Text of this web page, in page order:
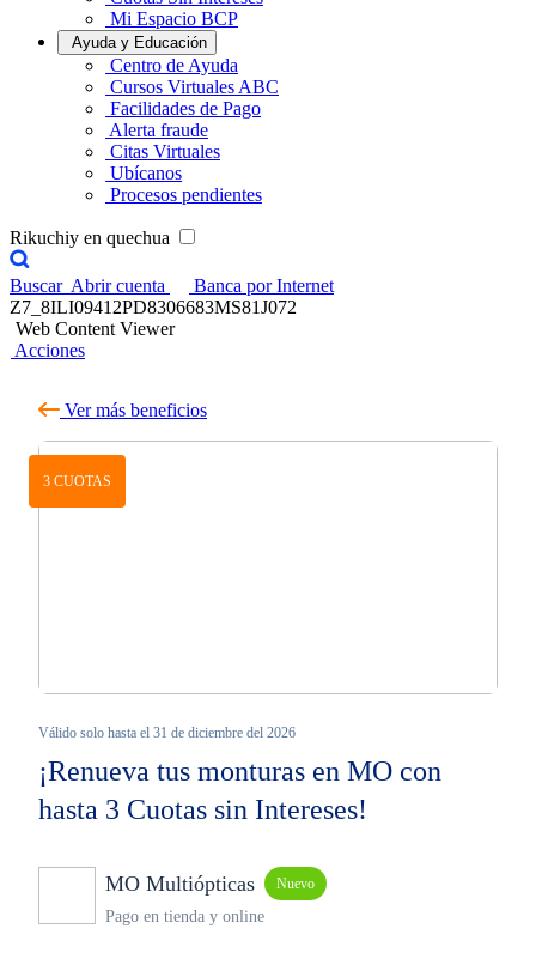
Mi Espacio BCP
Ayuda y Educación
Centro de Ayuda
Cursos Virtuales ABC
Facilidades de Pago
Alerta fraude
Citas Virtuales
Ubícanos
Procesos pendientes
Rikuchiy en quechua
Buscar Abrir cuenta
Banca por Internet
Z7_8ILI09412PD8306683MS81J072
Web Content Viewer
Acciones
Ver más beneficios
3 CUOTAS
Válido solo hasta el 31 de diciembre del 2026
¡Renueva tus monturas en MO con
hasta 3 Cuotas sin Intereses!
MO Multiópticas Nuevo
Pago en tienda y online